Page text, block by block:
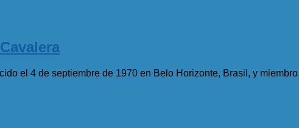
el 4 de septiembre de 1970 en Belo Horizonte, Brasil, y